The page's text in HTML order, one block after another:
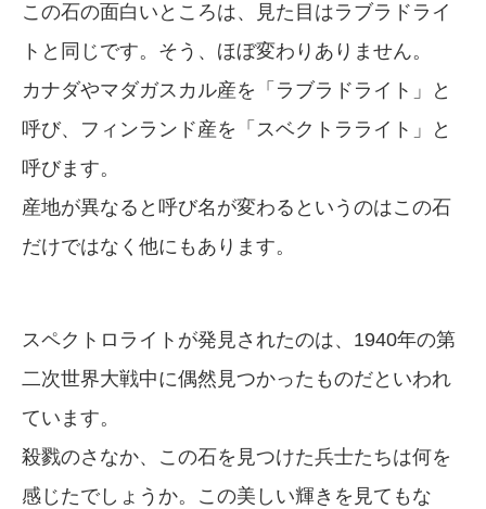
この石の面白いところは、見た目はラブラドライ
トと同じです。そう、ほぼ変わりありません。
カナダやマダガスカル産を「ラブラドライト」と
呼び、フィンランド産を「スベクトラライト」と
呼びます。
産地が異なると呼び名が変わるというのはこの石
だけではなく他にもあります。
スペクトロライトが発見されたのは、1940年の第
二次世界大戦中に偶然見つかったものだといわれ
ています。
殺戮のさなか、この石を見つけた兵士たちは何を
感じたでしょうか。この美しい輝きを見てもな